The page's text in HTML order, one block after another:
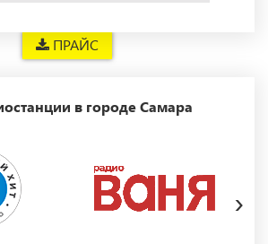
ПРАЙС
в городе Самара
›